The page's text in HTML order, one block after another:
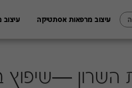
עיצוב מרפאות אסתטיקה עיצוב
—שיפוץ